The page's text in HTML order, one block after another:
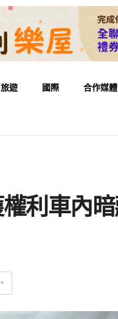
旅遊 國際 合作媒體
利車內